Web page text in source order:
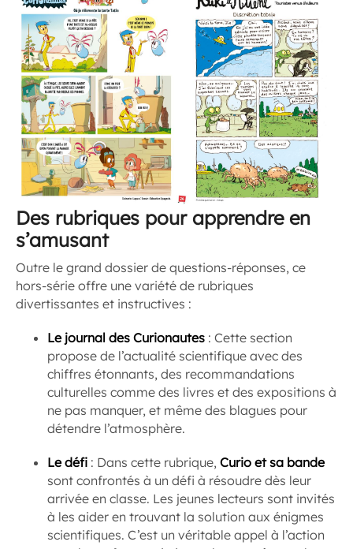
Des rubriques pour apprendre en
s’amusant
Outre le grand dossier de questions-réponses, ce
hors-série offre une variété de rubriques
divertissantes et instructives :
Le journal des Curionautes : Cette section
propose de l’actualité scientifique avec des
chiffres étonnants, des recommandations
culturelles comme des livres et des expositions à
ne pas manquer, et même des blagues pour
détendre l’atmosphère.
Le défi : Dans cette rubrique, Curio et sa bande
sont confrontés à un défi à résoudre dès leur
arrivée en classe. Les jeunes lecteurs sont invités
à les aider en trouvant la solution aux énigmes
scientifiques. C’est un véritable appel à l’action